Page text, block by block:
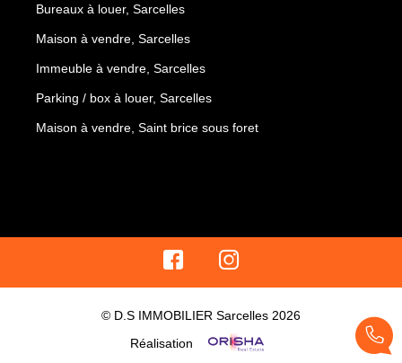
Bureaux à louer, Sarcelles
Maison à vendre, Sarcelles
Immeuble à vendre, Sarcelles
Parking / box à louer, Sarcelles
Maison à vendre, Saint brice sous foret
© D.S IMMOBILIER Sarcelles 2026
Réalisation